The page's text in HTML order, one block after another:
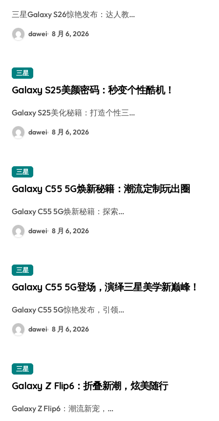
三星Galaxy S26惊艳发布：达人教…
dawei 8 月 6, 2026
三星
Galaxy S25美颜密码：秒变个性酷机！
Galaxy S25美化秘籍：打造个性三…
dawei 8 月 6, 2026
三星
Galaxy C55 5G焕新秘籍：潮流定制玩出圈
Galaxy C55 5G焕新秘籍：探索…
dawei 8 月 6, 2026
三星
Galaxy C55 5G登场，演绎三星美学新巅峰！
Galaxy C55 5G惊艳发布，引领…
dawei 8 月 6, 2026
三星
Galaxy Z Flip6：折叠新潮，炫美随行
Galaxy Z Flip6：潮流新宠，…